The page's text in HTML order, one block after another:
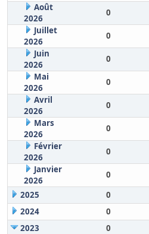
Août
2026
0
Juillet
2026
0
Juin
2026
0
Mai
2026
0
Avril
2026
0
Mars
2026
0
Février
2026
0
Janvier
2026
0
2025
0
2024
0
2023
0